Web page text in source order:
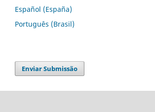
Español (España)
Português (Brasil)
Enviar Submissão